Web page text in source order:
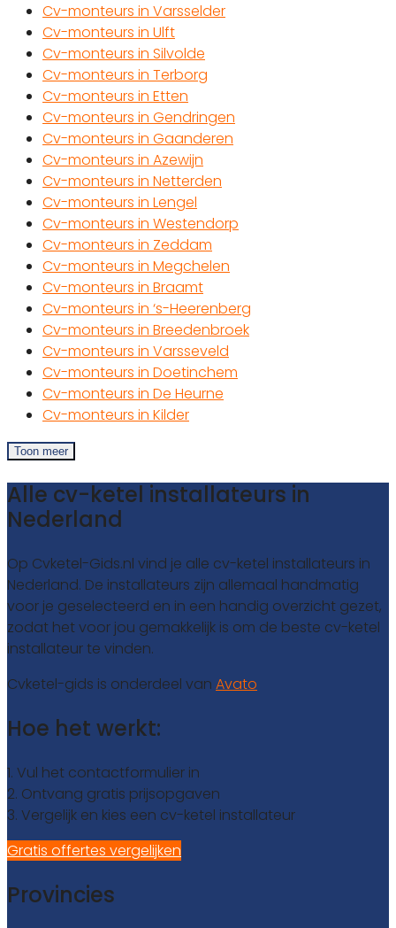
Cv-monteurs in Varsselder
Cv-monteurs in Ulft
Cv-monteurs in Silvolde
Cv-monteurs in Terborg
Cv-monteurs in Etten
Cv-monteurs in Gendringen
Cv-monteurs in Gaanderen
Cv-monteurs in Azewijn
Cv-monteurs in Netterden
Cv-monteurs in Lengel
Cv-monteurs in Westendorp
Cv-monteurs in Zeddam
Cv-monteurs in Megchelen
Cv-monteurs in Braamt
Cv-monteurs in ‘s-Heerenberg
Cv-monteurs in Breedenbroek
Cv-monteurs in Varsseveld
Cv-monteurs in Doetinchem
Cv-monteurs in De Heurne
Cv-monteurs in Kilder
Toon meer
Alle cv-ketel installateurs in
Nederland
Op Cvketel-Gids.nl vind je alle cv-ketel installateurs in
Nederland. De installateurs zijn allemaal handmatig
voor je geselecteerd en in een handig overzicht gezet,
zodat het voor jou gemakkelijk is om de beste cv-ketel
installateur te vinden.
Cvketel-gids is onderdeel van Avato
Hoe het werkt:
1. Vul het contactformulier in
2. Ontvang gratis prijsopgaven
3. Vergelijk en kies een cv-ketel installateur
Gratis offertes vergelijken
Provincies